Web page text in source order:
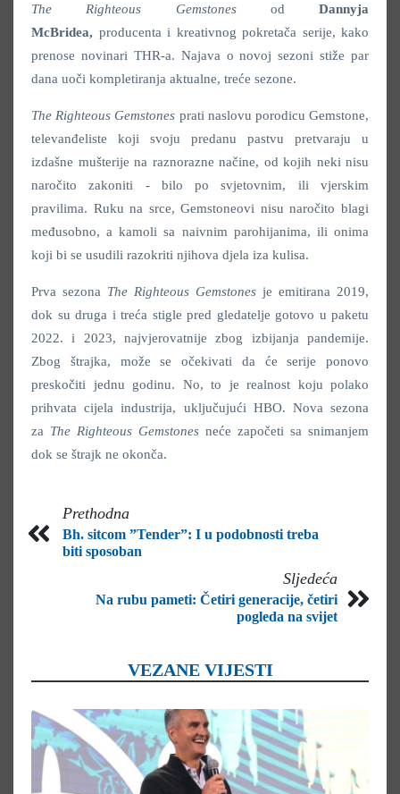
The Righteous Gemstones od Dannyja
McBridea, producenta i kreativnog pokretača serije, kako
prenose novinari THR-a. Najava o novoj sezoni stiže par
dana uoči kompletiranja aktualne, treće sezone.
The Righteous Gemstones prati naslovu porodicu Gemstone,
televanđeliste koji svoju predanu pastvu pretvaraju u
izdašne mušterije na raznorazne načine, od kojih neki nisu
naročito zakoniti - bilo po svjetovnim, ili vjerskim
pravilima. Ruku na srce, Gemstoneovi nisu naročito blagi
međusobno, a kamoli sa naivnim parohijanima, ili onima
koji bi se usudili razokriti njihova djela iza kulisa.
Prva sezona The Righteous Gemstones je emitirana 2019,
dok su druga i treća stigle pred gledatelje gotovo u paketu
2022. i 2023, najvjerovatnije zbog izbijanja pandemije.
Zbog štrajka, može se očekivati da će serije ponovo
preskočiti jednu godinu. No, to je realnost koju polako
prihvata cijela industrija, uključujući HBO. Nova sezona
za The Righteous Gemstones neće započeti sa snimanjem
dok se štrajk ne okonča.
Prethodna
Bh. sitcom ”Tender”: I u podobnosti treba
biti sposoban
Sljedeća
Na rubu pameti: Četiri generacije, četiri
pogleda na svijet
VEZANE VIJESTI